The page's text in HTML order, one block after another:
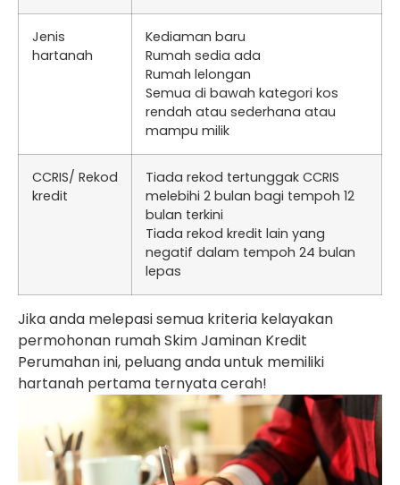
Jenis
hartanah
Kediaman baru
Rumah sedia ada
Rumah lelongan
Semua di bawah kategori kos
rendah atau sederhana atau
mampu milik
CCRIS/ Rekod
kredit
Tiada rekod tertunggak CCRIS
melebihi 2 bulan bagi tempoh 12
bulan terkini
Tiada rekod kredit lain yang
negatif dalam tempoh 24 bulan
lepas
Jika anda melepasi semua kriteria kelayakan
permohonan rumah Skim Jaminan Kredit
Perumahan ini, peluang anda untuk memiliki
hartanah pertama ternyata cerah!